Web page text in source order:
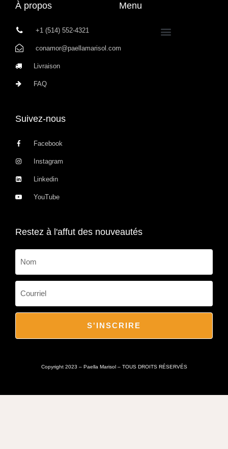
À propos
+1 (514) 552-4321
conamor@paellamarisol.com
Livraison
FAQ
Menu
Suivez-nous
Facebook
Instagram
Linkedin
YouTube
Restez à l'affut des nouveautés
S'INSCRIRE
Copyright 2023 – Paella Marisol – TOUS DROITS RÉSERVÉS